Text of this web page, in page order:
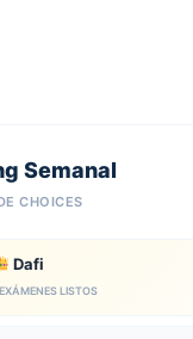
Semanal
CHOICES
Dafi
LISTOS